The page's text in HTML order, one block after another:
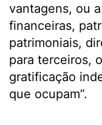
vantagens, ou
financeiras,
patrimoniais,
para terceiros,
gratificação
que ocupam”.